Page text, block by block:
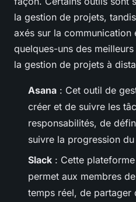
la gestion de projets,
axés sur la
quelques-uns des
la gestion de projets à
Asana : Cet outil de
créer et de suivre les
responsabilités, de
suivre la progression
Slack : Cette
permet aux membres
temps réel, de partager